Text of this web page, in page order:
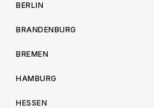
BERLIN
BRANDENBURG
BREMEN
HAMBURG
HESSEN